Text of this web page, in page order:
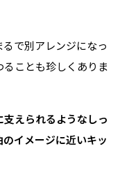
で別アレンジになっ
ことも珍しくありま
えられるようなしっ
イメージに近いキッ